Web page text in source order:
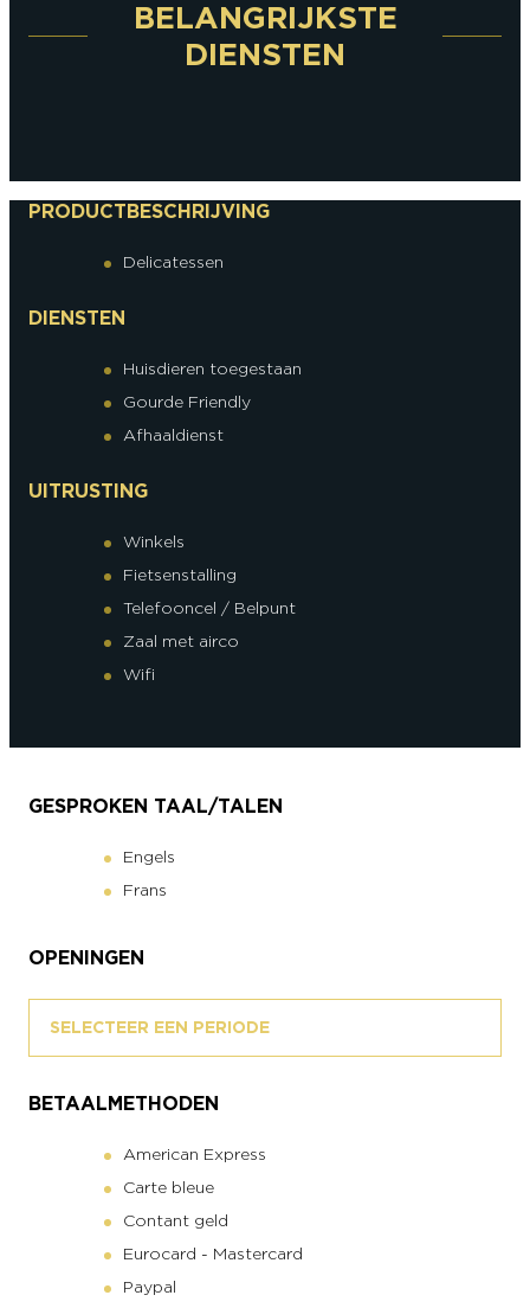
BELANGRIJKSTE
DIENSTEN
PRODUCTBESCHRIJVING
Delicatessen
DIENSTEN
Huisdieren toegestaan
Gourde Friendly
Afhaaldienst
UITRUSTING
Winkels
Fietsenstalling
Telefooncel / Belpunt
Zaal met airco
Wifi
GESPROKEN TAAL/TALEN
Engels
Frans
OPENINGEN
SELECTEER EEN PERIODE
BETAALMETHODEN
American Express
Carte bleue
Contant geld
Eurocard - Mastercard
Paypal